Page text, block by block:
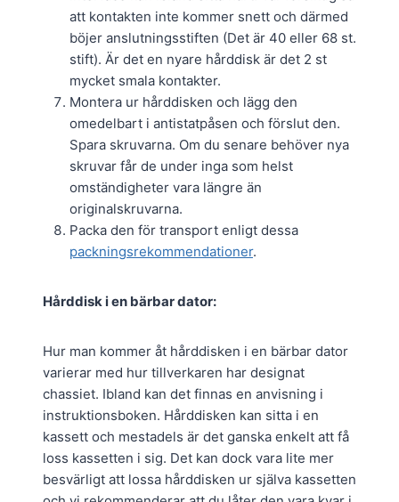
att kontakten inte kommer snett och därmed
böjer anslutningsstiften (Det är 40 eller 68 st.
stift). Är det en nyare hårddisk är det 2 st
mycket smala kontakter.
Montera ur hårddisken och lägg den
omedelbart i antistatpåsen och förslut den.
Spara skruvarna. Om du senare behöver nya
skruvar får de under inga som helst
omständigheter vara längre än
originalskruvarna.
Packa den för transport enligt dessa
packningsrekommendationer.
Hårddisk i en bärbar dator:
Hur man kommer åt hårddisken i en bärbar dator
varierar med hur tillverkaren har designat
chassiet. Ibland kan det finnas en anvisning i
instruktionsboken. Hårddisken kan sitta i en
kassett och mestadels är det ganska enkelt att få
loss kassetten i sig. Det kan dock vara lite mer
besvärligt att lossa hårddisken ur själva kassetten